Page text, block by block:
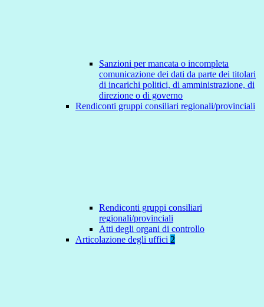
Sanzioni per mancata o incompleta
comunicazione dei dati da parte dei titolari
di incarichi politici, di amministrazione, di
direzione o di governo
Rendiconti gruppi consiliari regionali/provinciali
Rendiconti gruppi consiliari
regionali/provinciali
Atti degli organi di controllo
Articolazione degli uffici 2